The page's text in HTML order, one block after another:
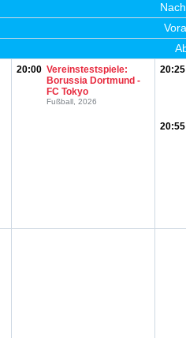
20:00 Vereinstestspiele:
Borussia Dortmund -
FC Tokyo
Fußball, 2026
20:25
20:55